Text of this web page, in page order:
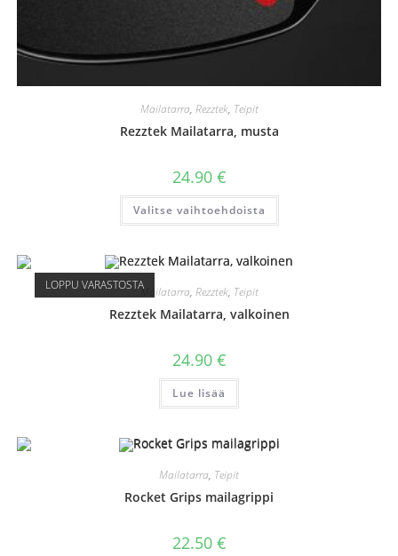
Mailatarra, Rezztek, Teipit
Rezztek Mailatarra, musta
24.90 €
Valitse vaihtoehdoista
Tällä
on
Voit
sivulla.
LOPPU VARASTOSTAMailatarra, Rezztek, Teipit
Rezztek Mailatarra, valkoinen
24.90 €
Lue lisää
Mailatarra, Teipit
Rocket Grips mailagrippi
22.50 €